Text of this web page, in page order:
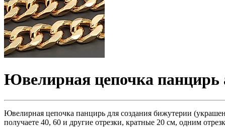
Ювелирная цепочка панцирь
Ювелирная цепочка панцирь для создания бижутерии
получаете 40, 60 и другие отрезки, кратные 20 см, одним